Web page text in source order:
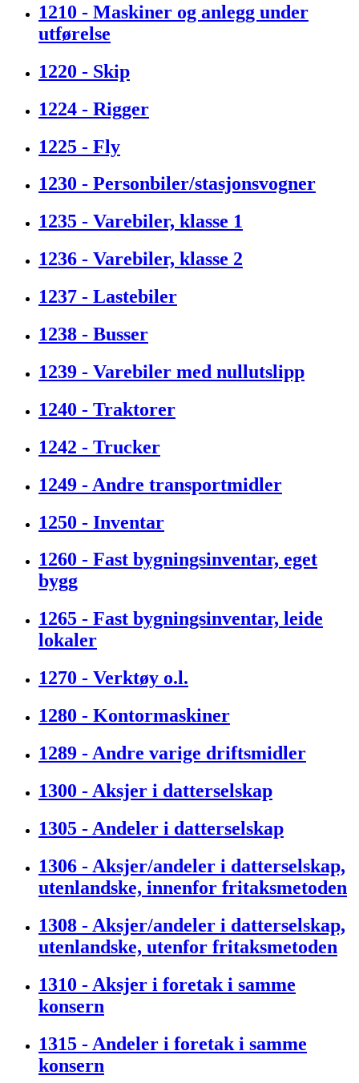
1210 - Maskiner og anlegg under
utførelse
1220 - Skip
1224 - Rigger
1225 - Fly
1230 - Personbiler/stasjonsvogner
1235 - Varebiler, klasse 1
1236 - Varebiler, klasse 2
1237 - Lastebiler
1238 - Busser
1239 - Varebiler med nullutslipp
1240 - Traktorer
1242 - Trucker
1249 - Andre transportmidler
1250 - Inventar
1260 - Fast bygningsinventar, eget
bygg
1265 - Fast bygningsinventar, leide
lokaler
1270 - Verktøy o.l.
1280 - Kontormaskiner
1289 - Andre varige driftsmidler
1300 - Aksjer i datterselskap
1305 - Andeler i datterselskap
1306 - Aksjer/andeler i datterselskap,
utenlandske, innenfor fritaksmetoden
1308 - Aksjer/andeler i datterselskap,
utenlandske, utenfor fritaksmetoden
1310 - Aksjer i foretak i samme
konsern
1315 - Andeler i foretak i samme
konsern